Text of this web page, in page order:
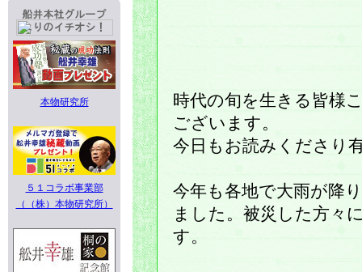
本物研究所
５１コラボ事業部
（（株）本物研究所）
時代の旬を生きる皆様
ございます。
今日もお読みくださり
今年も各地で大雨が降
ました。被災した方々
す。